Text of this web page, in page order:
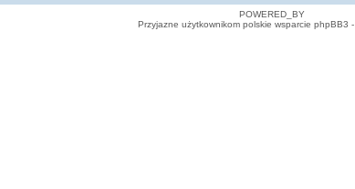
POWERED_BY
Przyjazne użytkownikom polskie wsparcie phpBB3 -